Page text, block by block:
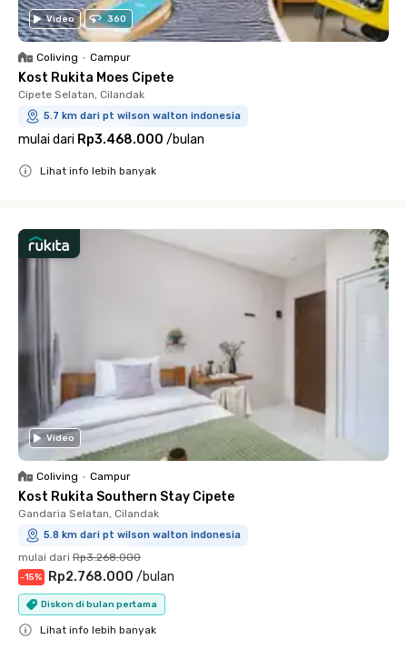
Video 360
Coliving • Campur
Kost Rukita Moes Cipete
Cipete Selatan, Cilandak
5.7 km dari pt wilson walton indonesia
mulai dari Rp3.468.000 /bulan
Lihat info lebih banyak
Video
Coliving • Campur
Kost Rukita Southern Stay Cipete
Gandaria Selatan, Cilandak
5.8 km dari pt wilson walton indonesia
mulai dari Rp3.268.000
-15% Rp2.768.000 /bulan
Diskon di bulan pertama
Lihat info lebih banyak